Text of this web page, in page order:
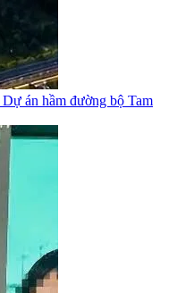
án hầm đường bộ Tam